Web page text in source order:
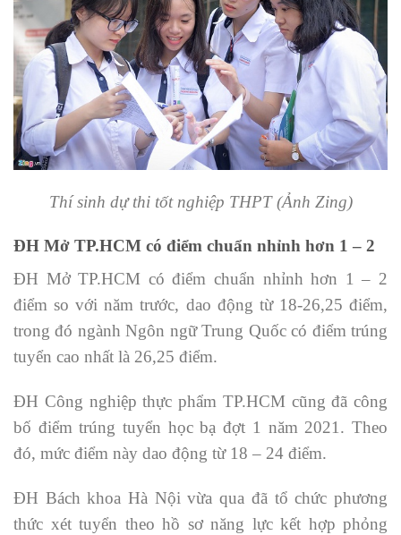
Thí sinh dự thi tốt nghiệp THPT (Ảnh Zing)
ĐH Mở TP.HCM có điểm chuẩn nhỉnh hơn 1 – 2
ĐH Mở TP.HCM có điểm chuẩn nhỉnh hơn 1 – 2
điểm so với năm trước, dao động từ 18-26,25 điểm,
trong đó ngành Ngôn ngữ Trung Quốc có điểm trúng
tuyển cao nhất là 26,25 điểm.
ĐH Công nghiệp thực phẩm TP.HCM cũng đã công
bố điểm trúng tuyển học bạ đợt 1 năm 2021. Theo
đó, mức điểm này dao động từ 18 – 24 điểm.
ĐH Bách khoa Hà Nội vừa qua đã tổ chức phương
thức xét tuyển theo hồ sơ năng lực kết hợp phỏng